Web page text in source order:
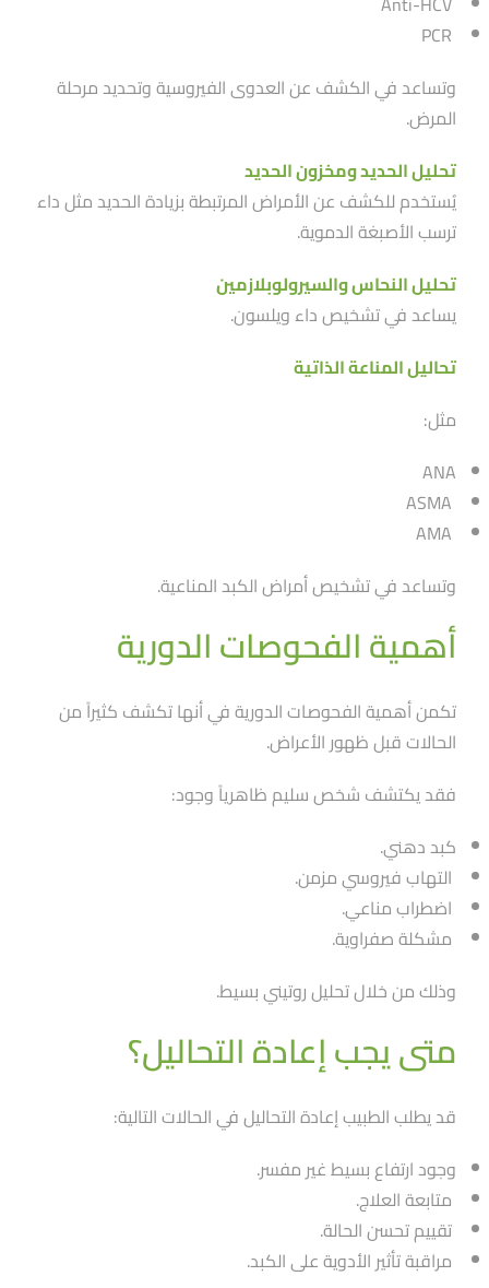
وتساعد في الكشف عن العدوى الفيروسية وتحديد مرحلة
المرض.
تحليل الحديد ومخزون الحديد
يُستخدم للكشف عن الأمراض المرتبطة بزيادة الحديد مثل داء
ترسب الأصبغة الدموية.
تحليل النحاس والسيرولوبلازمين
يساعد في تشخيص داء ويلسون.
تحاليل المناعة الذاتية
مثل:
ANA
وتساعد في تشخيص أمراض الكبد المناعية.
أهمية الفحوصات الدورية
تكمن أهمية الفحوصات الدورية في أنها تكشف كثيراََ من
الحالات قبل ظهور الأعراض.
فقد يكتشف شخص سليم ظاهرياََ وجود:
كبد دهني.
التهاب فيروسي مزمن.
اضطراب مناعي.
مشكلة صفراوية.
وذلك من خلال تحليل روتيني بسيط.
متى يجب إعادة التحاليل؟
قد يطلب الطبيب إعادة التحاليل في الحالات التالية:
وجود ارتفاع بسيط غير مفسر.
متابعة العلاج.
تقييم تحسن الحالة.
مراقبة تأثير الأدوية على الكبد.